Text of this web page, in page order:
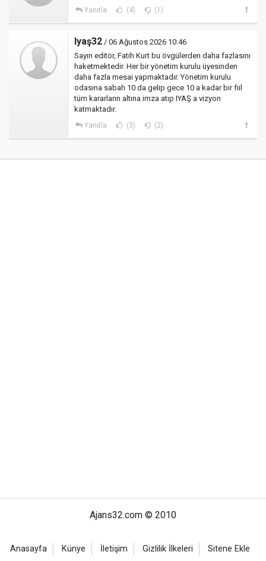
Yanıtla (4) (1)
Iyaş32 / 06 Ağustos 2026 10:46
Sayın editör, Fatih Kurt bu övgülerden daha fazlasını
haketmektedir. Her bir yönetim kurulu üyesinden
daha fazla mesai yapmaktadır. Yönetim kurulu
odasına sabah 10 da gelip gece 10 a kadar bir fiil
tüm kararların altına imza atıp IYAŞ a vizyon
katmaktadır.
Yanıtla (3) (2)
Ajans32.com © 2010
Anasayfa Künye İletişim Gizlilik İlkeleri Sitene Ekle